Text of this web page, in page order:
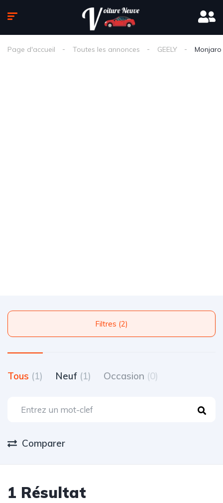
Page d'accueil Toutes les annonces GEELY Monjaro
Filtres (2)
Tous (1) Neuf (1) Occasion (0)
Comparer
1 Résultat